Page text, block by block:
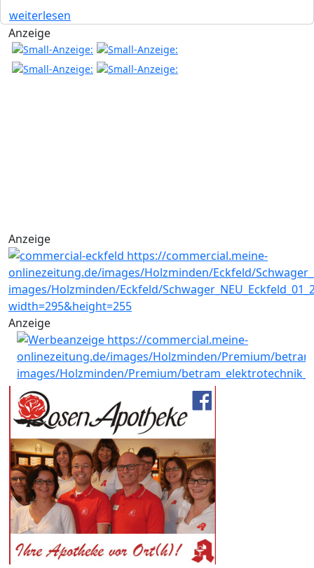
weiterlesen
Anzeige
Anzeige
Anzeige